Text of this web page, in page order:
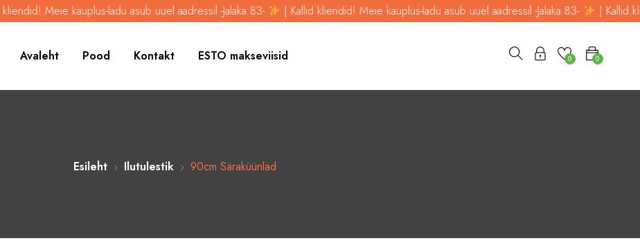
kauplus-ladu asub uuel aadressil -Jalaka 83- | Kallid kliendid! Meie kauplus-ladu asub uuel aadressil -Jalaka 83- | Kallid kliendid!
Avaleht Pood Kontakt ESTO makseviisid 0
0
Esileht Ilutulestik 90cm Säraküünlad